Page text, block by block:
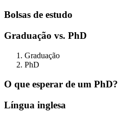
Bolsas de estudo
Graduação vs. PhD
Graduação
PhD
O que esperar de um PhD?
Língua inglesa